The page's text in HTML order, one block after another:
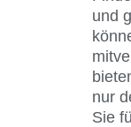
und
nur
Sie